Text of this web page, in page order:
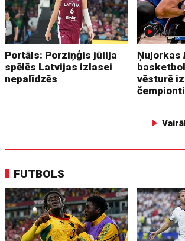
Portāls: Porziņģis jūlija
spēlēs Latvijas izlasei
nepalīdzēs
Ņujorkas
vēsturē
FUTBOLS